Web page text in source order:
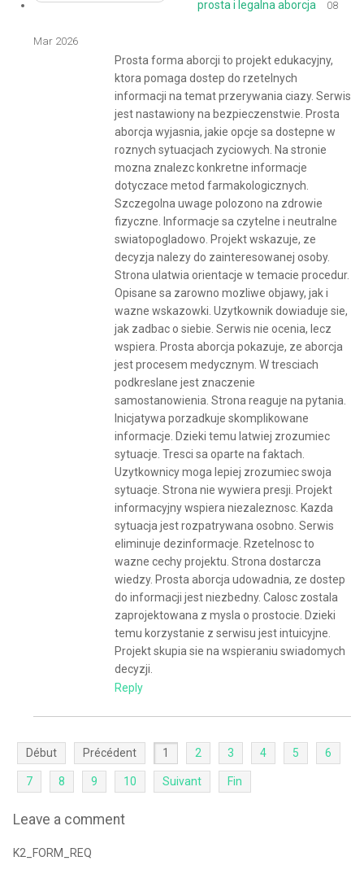
prosta i legalna aborcja 08
Mar 2026
Prosta forma aborcji to projekt edukacyjny,
ktora pomaga dostep do rzetelnych
informacji na temat przerywania ciazy. Serwis
jest nastawiony na bezpieczenstwie. Prosta
aborcja wyjasnia, jakie opcje sa dostepne w
roznych sytuacjach zyciowych. Na stronie
mozna znalezc konkretne informacje
dotyczace metod farmakologicznych.
Szczegolna uwage polozono na zdrowie
fizyczne. Informacje sa czytelne i neutralne
swiatopogladowo. Projekt wskazuje, ze
decyzja nalezy do zainteresowanej osoby.
Strona ulatwia orientacje w temacie procedur.
Opisane sa zarowno mozliwe objawy, jak i
wazne wskazowki. Uzytkownik dowiaduje sie,
jak zadbac o siebie. Serwis nie ocenia, lecz
wspiera. Prosta aborcja pokazuje, ze aborcja
jest procesem medycznym. W tresciach
podkreslane jest znaczenie
samostanowienia. Strona reaguje na pytania.
Inicjatywa porzadkuje skomplikowane
informacje. Dzieki temu latwiej zrozumiec
sytuacje. Tresci sa oparte na faktach.
Uzytkownicy moga lepiej zrozumiec swoja
sytuacje. Strona nie wywiera presji. Projekt
informacyjny wspiera niezaleznosc. Kazda
sytuacja jest rozpatrywana osobno. Serwis
eliminuje dezinformacje. Rzetelnosc to
wazne cechy projektu. Strona dostarcza
wiedzy. Prosta aborcja udowadnia, ze dostep
do informacji jest niezbedny. Calosc zostala
zaprojektowana z mysla o prostocie. Dzieki
temu korzystanie z serwisu jest intuicyjne.
Projekt skupia sie na wspieraniu swiadomych
decyzji.
Reply
Début Précédent 1 2 3 4 5 6
7 8 9 10 Suivant Fin
Leave a comment
K2_FORM_REQ